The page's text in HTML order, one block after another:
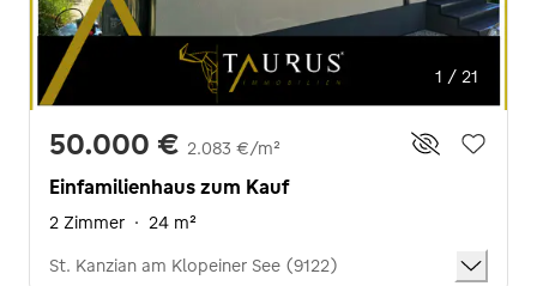
1 / 21
50.000 € 2.083 €/m²
Einfamilienhaus zum Kauf
2 Zimmer · 24 m²
St. Kanzian am Klopeiner See (9122)